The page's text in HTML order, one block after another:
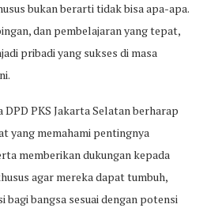
bukan berarti tidak bisa apa-apa.
dan pembelajaran yang tepat,
pribadi yang sukses di masa
PKS Jakarta Selatan berharap
yang memahami pentingnya
memberikan dukungan kepada
agar mereka dapat tumbuh,
bangsa sesuai dengan potensi